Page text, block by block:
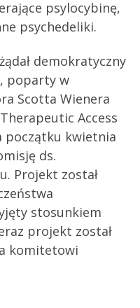
psylocybinę,
psychedeliki.
demokratyczny
poparty w
Scotta Wienera
Access
początku kwietnia
ds.
Projekt został
stosunkiem
projekt został
komitetowi